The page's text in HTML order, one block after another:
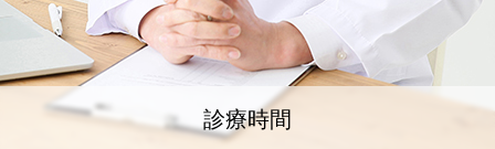
診療時間